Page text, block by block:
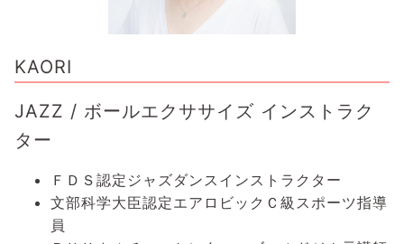
KAORI
JAZZ / ボールエクササイズ インストラク
ター
ＦＤＳ認定ジャズダンスインストラクター
文部科学大臣認定エアロビックＣ級スポーツ指導
員